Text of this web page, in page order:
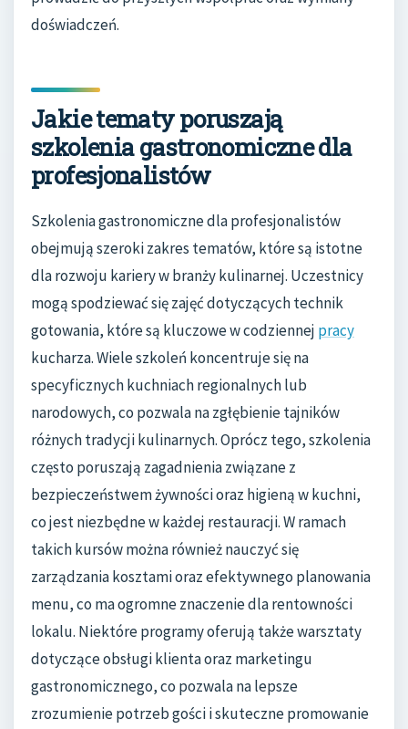
doświadczeń.
Jakie tematy poruszają
szkolenia gastronomiczne dla
profesjonalistów
Szkolenia gastronomiczne dla profesjonalistów
obejmują szeroki zakres tematów, które są istotne
dla rozwoju kariery w branży kulinarnej. Uczestnicy
mogą spodziewać się zajęć dotyczących technik
gotowania, które są kluczowe w codziennej pracy
kucharza. Wiele szkoleń koncentruje się na
specyficznych kuchniach regionalnych lub
narodowych, co pozwala na zgłębienie tajników
różnych tradycji kulinarnych. Oprócz tego, szkolenia
często poruszają zagadnienia związane z
bezpieczeństwem żywności oraz higieną w kuchni,
co jest niezbędne w każdej restauracji. W ramach
takich kursów można również nauczyć się
zarządzania kosztami oraz efektywnego planowania
menu, co ma ogromne znaczenie dla rentowności
lokalu. Niektóre programy oferują także warsztaty
dotyczące obsługi klienta oraz marketingu
gastronomicznego, co pozwala na lepsze
zrozumienie potrzeb gości i skuteczne promowanie